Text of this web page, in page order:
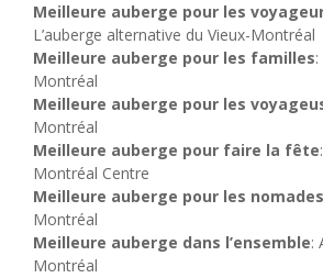
Meilleure auberge pour les
L’auberge alternative du Vieux-Montréal
Meilleure auberge pour les familles
Montréal
Meilleure auberge pour les
Montréal
Meilleure auberge pour faire la fête
Montréal Centre
Meilleure auberge pour les
Montréal
Meilleure auberge dans l’ensemble:
Montréal